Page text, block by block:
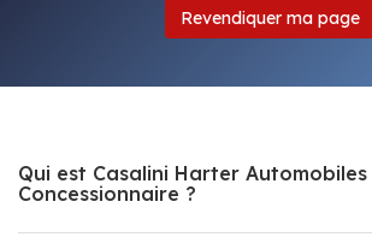
Revendiquer ma page
Qui est Casalini Harter Automobiles
Concessionnaire ?